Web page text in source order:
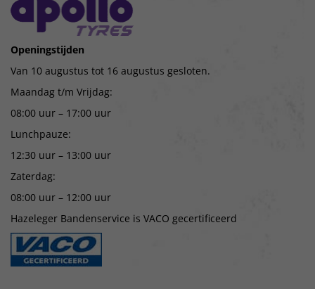
Openingstijden
Van 10 augustus tot 16 augustus gesloten.
Maandag t/m Vrijdag:
08:00 uur – 17:00 uur
Lunchpauze:
12:30 uur – 13:00 uur
Zaterdag:
08:00 uur – 12:00 uur
Hazeleger Bandenservice is VACO gecertificeerd